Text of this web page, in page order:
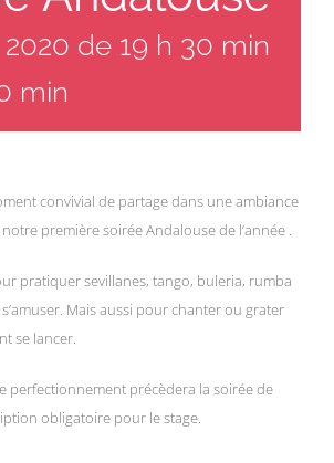
de 19 h 30 min
min
convivial de partage dans une ambiance
première soirée Andalouse de l’année .
pratiquer sevillanes, tango, buleria, rumba
Mais aussi pour chanter ou grater
se lancer.
perfectionnement précèdera la soirée de
obligatoire pour le stage.